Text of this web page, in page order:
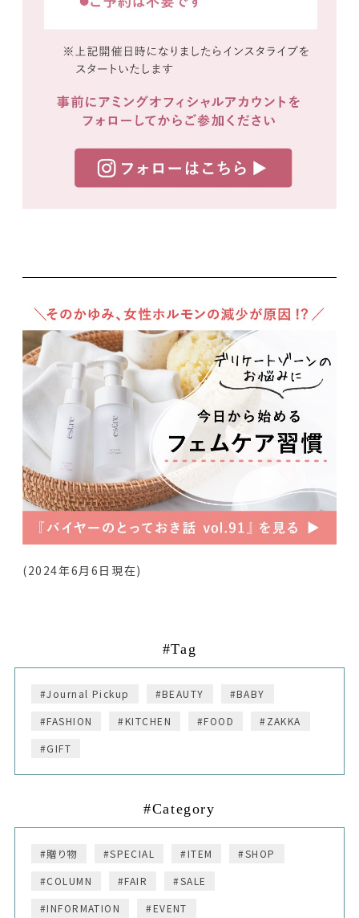
(2024年6月6日現在)
#Tag
#Journal Pickup #BEAUTY
#BABY
#FASHION
#KITCHEN #FOOD
#ZAKKA
#GIFT
#Category
#贈り物 #SPECIAL #ITEM
#SHOP
#COLUMN
#FAIR
#SALE
#INFORMATION
#EVENT